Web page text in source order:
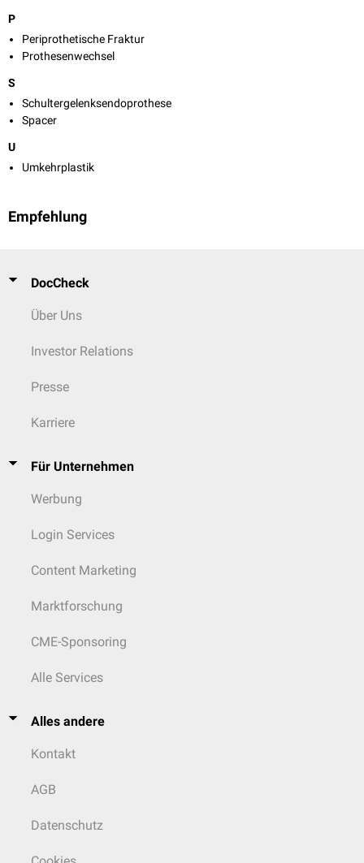
P
Periprothetische Fraktur
Prothesenwechsel
S
Schultergelenksendoprothese
Spacer
U
Umkehrplastik
Empfehlung
DocCheck
Über Uns
Investor Relations
Presse
Karriere
Für Unternehmen
Werbung
Login Services
Content Marketing
Marktforschung
CME-Sponsoring
Alle Services
Alles andere
Kontakt
AGB
Datenschutz